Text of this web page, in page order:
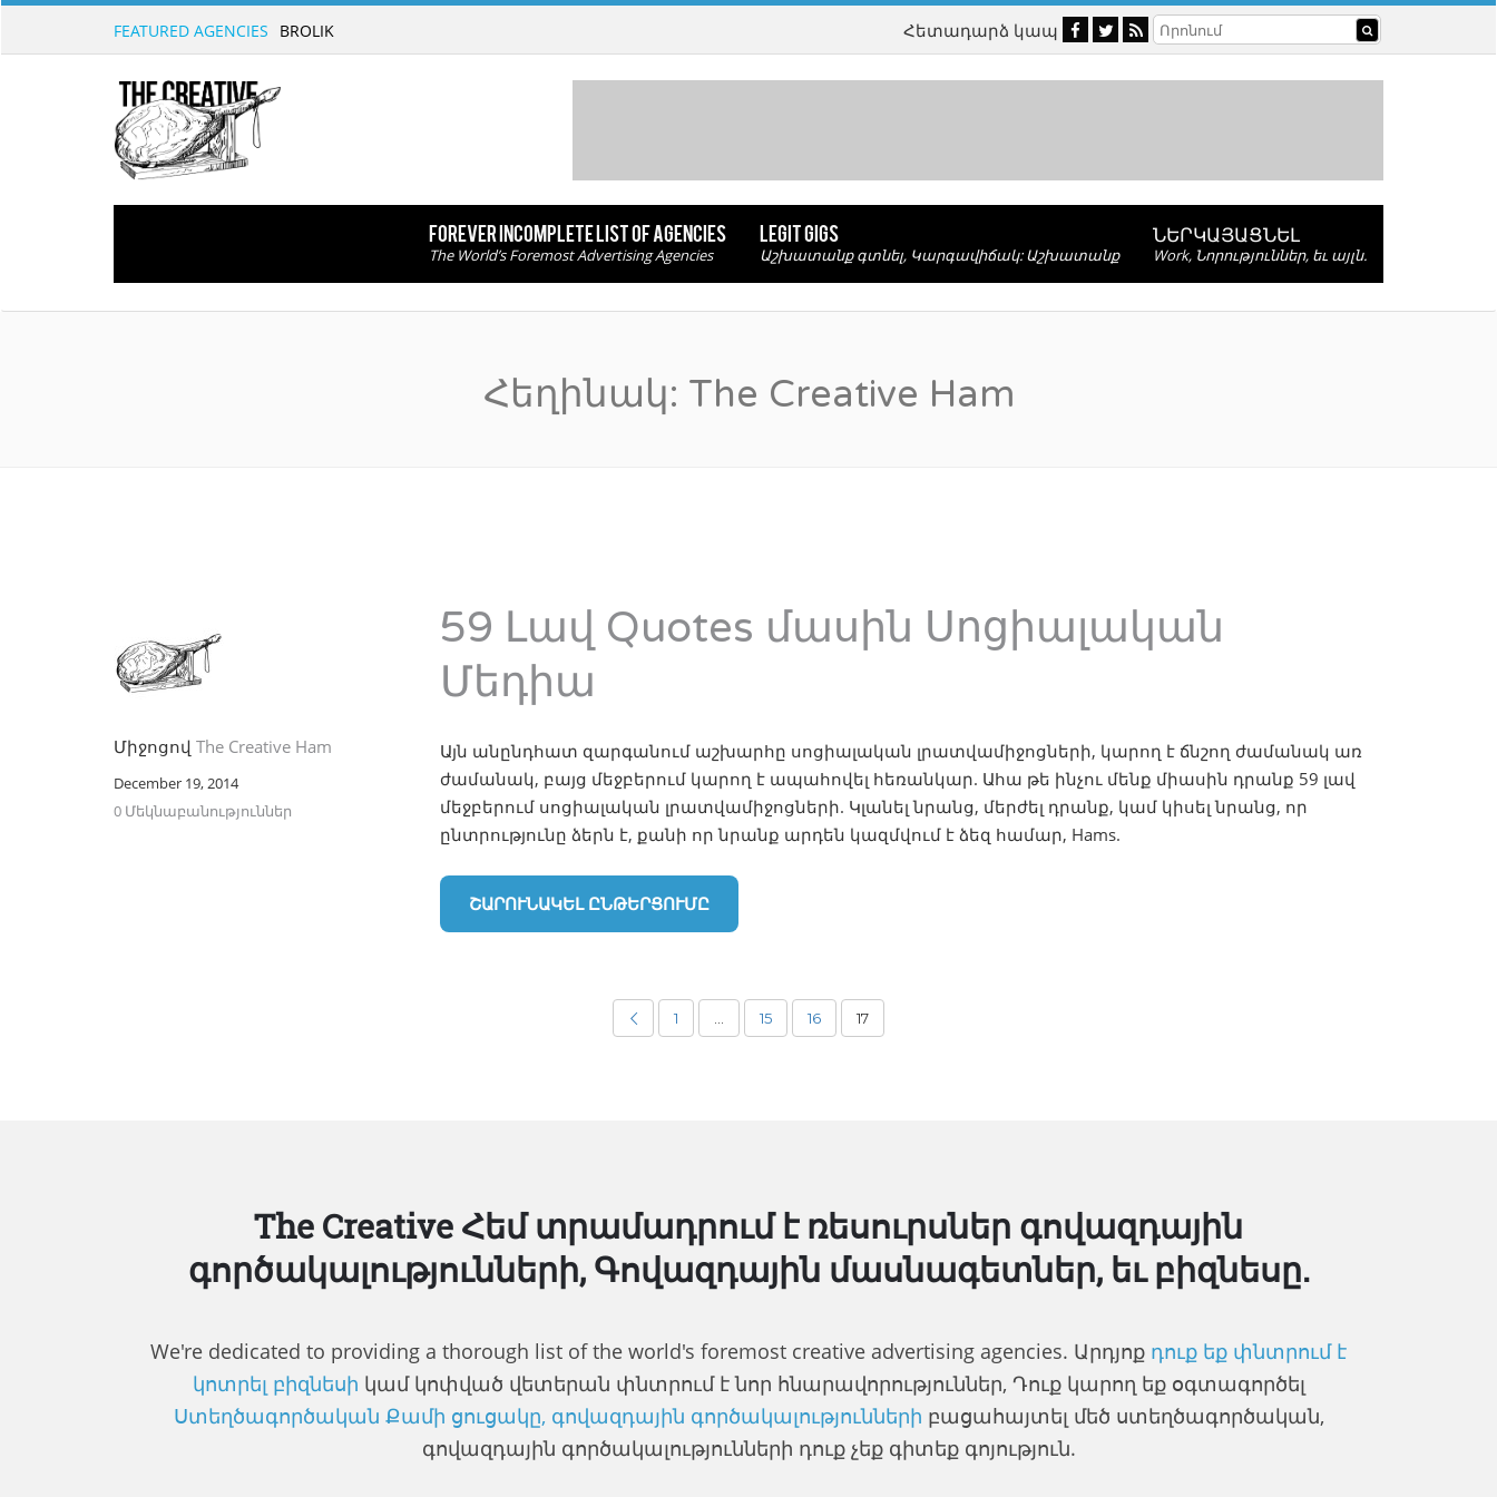
FEATURED AGENCIES BROLIK Հետադարձ կապ
FOREVER INCOMPLETE LIST OF AGENCIES
The World’s Foremost Advertising Agencies
LEGIT GIGS
Աշխատանք գտնել, Կարգավիճակ: Աշխատանք
ՆԵՐԿԱՅԱՑՆԵԼ
Work, Նորություններ, եւ այլն.
Հեղինակ: The Creative Ham
Միջոցով The Creative Ham
December 19, 2014
0 Մեկնաբանություններ
59 Լավ Quotes մասին Սոցիալական
Մեդիա
Այն անընդհատ զարգանում աշխարհը սոցիալական լրատվամիջոցների, կարող է ճնշող ժամանակ առ
ժամանակ, բայց մեջբերում կարող է ապահովել հեռանկար. Ահա թե ինչու մենք միասին դրանք 59 լավ
մեջբերում սոցիալական լրատվամիջոցների. Կլանել նրանց, մերժել դրանք, կամ կիսել նրանց, որ
ընտրությունը ձերն է, քանի որ նրանք արդեն կազմվում է ձեզ համար, Hams.
ՇԱՐՈՒՆԱԿԵԼ ԸՆԹԵՐՑՈՒՄԸ
1 15 16 17
The Creative Հեմ տրամադրում է ռեսուրսներ գովազդային
գործակալությունների, Գովազդային մասնագետներ, եւ բիզնեսը.
We're dedicated to providing a thorough list of the world's foremost creative advertising agencies. Արդյոք դուք եք փնտրում է
կոտրել բիզնեսի կամ կոփված վետերան փնտրում է նոր հնարավորություններ, Դուք կարող եք օգտագործել
Ստեղծագործական Քամի ցուցակը, գովազդային գործակալությունների բացահայտել մեծ ստեղծագործական,
գովազդային գործակալությունների դուք չեք գիտեք գոյություն.